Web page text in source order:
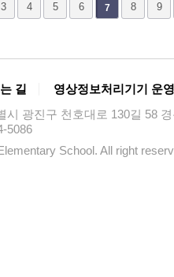
3 4 5 6 7 8 9
길 영상정보처리기기 운
시 광진구 천호대로 130길 58
5086
School. All right